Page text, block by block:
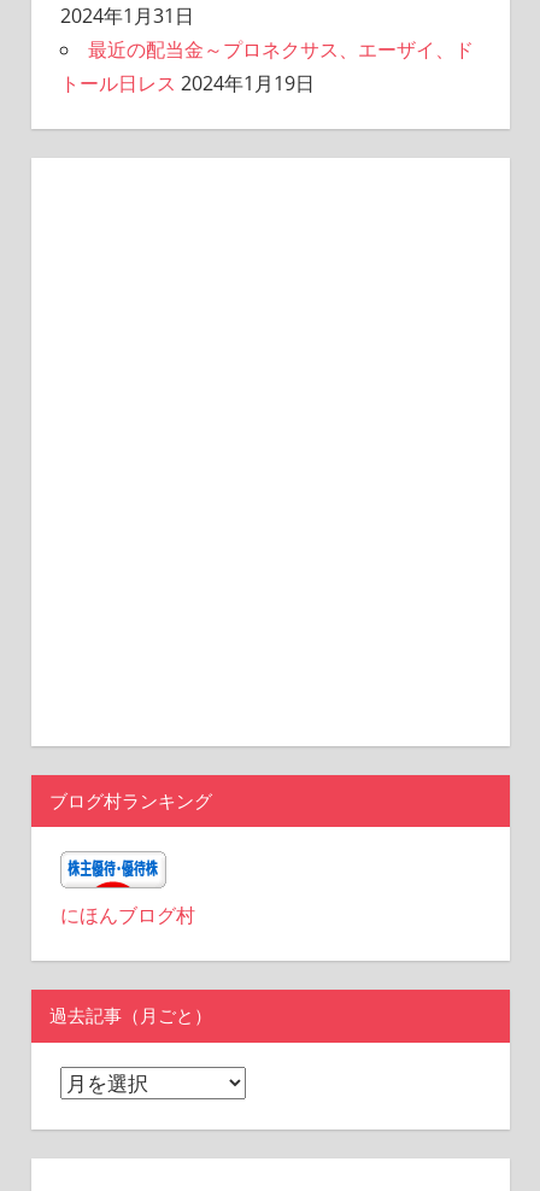
2024年1月31日
最近の配当金～プロネクサス、エーザイ、ド
トール日レス 2024年1月19日
ブログ村ランキング
にほんブログ村
過去記事（月ごと）
過